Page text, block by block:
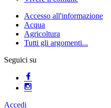
Accesso all'informazione
Acqua
Agricoltura
Tutti gli argomenti...
Seguici su
Accedi